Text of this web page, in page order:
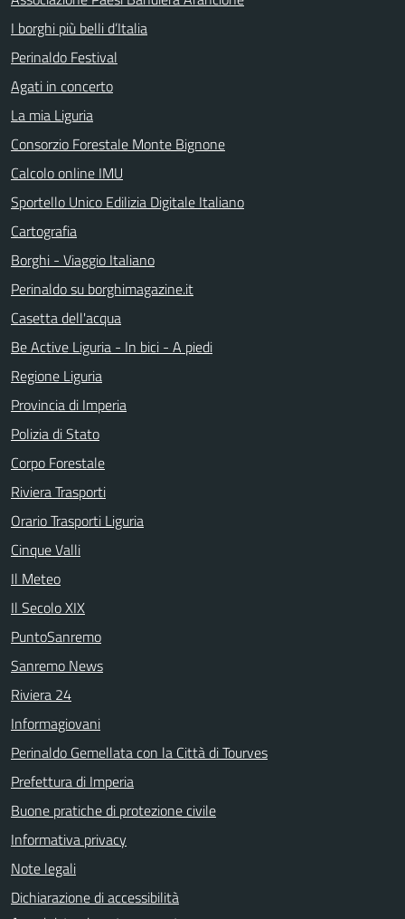
I borghi più belli d’Italia
Perinaldo Festival
Agati in concerto
La mia Liguria
Consorzio Forestale Monte Bignone
Calcolo online IMU
Sportello Unico Edilizia Digitale Italiano
Cartografia
Borghi - Viaggio Italiano
Perinaldo su borghimagazine.it
Casetta dell'acqua
Be Active Liguria - In bici - A piedi
Regione Liguria
Provincia di Imperia
Polizia di Stato
Corpo Forestale
Riviera Trasporti
Orario Trasporti Liguria
Cinque Valli
Il Meteo
Il Secolo XIX
PuntoSanremo
Sanremo News
Riviera 24
Informagiovani
Perinaldo Gemellata con la Città di Tourves
Prefettura di Imperia
Buone pratiche di protezione civile
Informativa privacy
Note legali
Dichiarazione di accessibilità